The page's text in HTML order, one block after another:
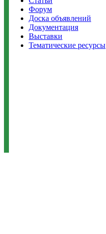
Форум
Доска объявлений
Документация
Выставки
Тематические ресурсы